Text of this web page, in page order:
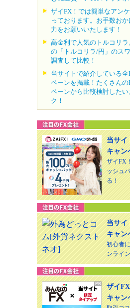
ザイFX！では簡単なアン
っております。お手数お
力をお願いいたします！
高金利で人気のトルコリ
の「トルコリラ/円」のス
調査して比較！
当サイトで紹介している
ペーンを掲載！たくさん
ペーンから比較検討したい
ク！
当サイ
キャン
ザイFX
ッシュ
る！
当サイ
キャン
初心者
ンライ
ザイ
キャン